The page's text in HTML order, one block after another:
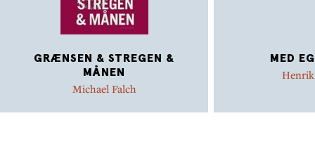
GRÆNSEN & STREGEN &
MÅNEN
Michael Falch
MED